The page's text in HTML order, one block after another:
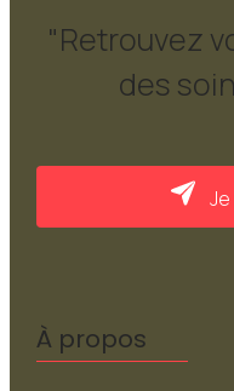
"Retrouvez
des
À propos